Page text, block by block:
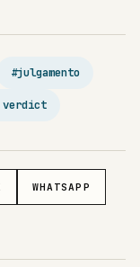
#julgamento
verdict
WHATSAPP